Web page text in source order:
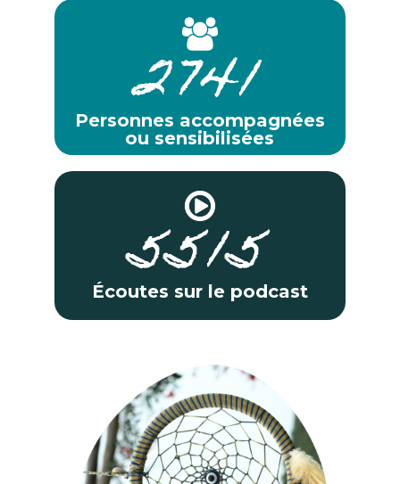
2741
Personnes accompagnées
ou sensibilisées
5515
Écoutes sur le podcast